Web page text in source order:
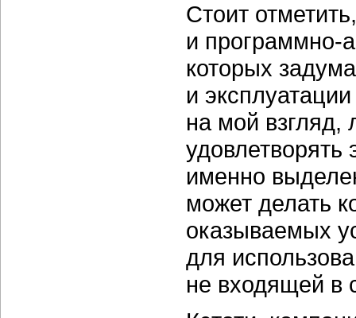
Стоит
и программно-
которых
и
на мой взгляд,
удовлетворять
именно
может делать
оказываемых
для
не входящей в